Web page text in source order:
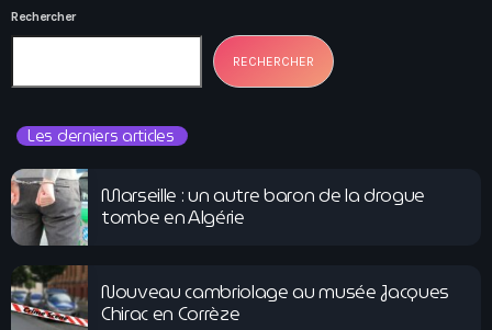
Rechercher
RECHERCHER
Les derniers articles
Marseille : un autre baron de la drogue
tombe en Algérie
Nouveau cambriolage au musée Jacques
Chirac en Corrèze